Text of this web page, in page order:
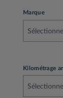
Marque
Kilométrage